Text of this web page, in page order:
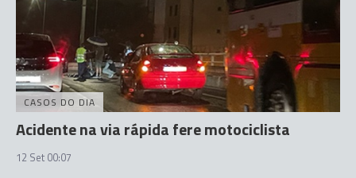
CASOS DO DIA
Acidente na via rápida fere motociclista
12 Set 00:07